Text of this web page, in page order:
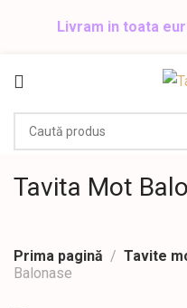
Livram in toata
Tavita Mot
Prima pagină Tavite
Balonase